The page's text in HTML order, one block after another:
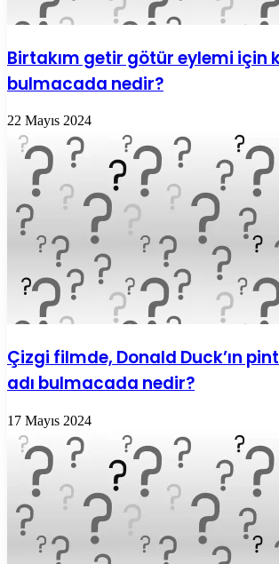
Birtakım getir götür eylemi için
bulmacada nedir?
22 Mayıs 2024
Çizgi filmde, Donald Duck’ın
adı bulmacada nedir?
17 Mayıs 2024